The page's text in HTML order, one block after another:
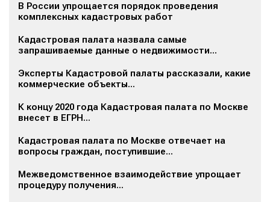
В России упрощается порядок проведения
комплексных кадастровых работ
Кадастровая палата назвала самые
запрашиваемые данные о недвижимости...
Эксперты Кадастровой палаты рассказали, какие
коммерческие объекты...
К концу 2020 года Кадастровая палата по Москве
внесет в ЕГРН...
Кадастровая палата по Москве отвечает на
вопросы граждан, поступившие...
Межведомственное взаимодействие упрощает
процедуру получения...